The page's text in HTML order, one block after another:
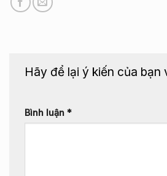
Hãy để lại ý kiến của bạn
Bình luận *